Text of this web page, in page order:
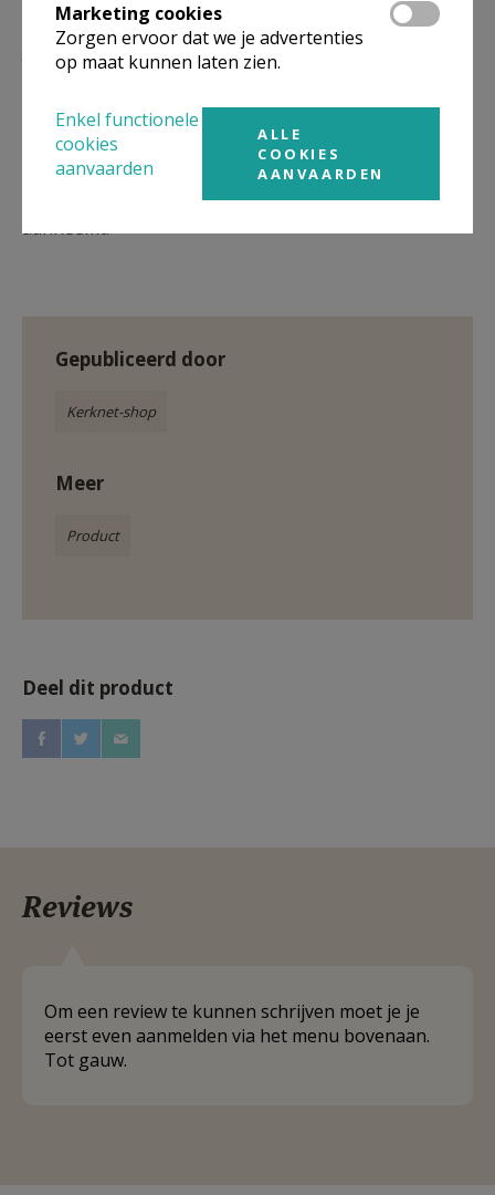
de unieke samenwerking van een priester, een
journalist en een theoloog. Ze gedragen zich als
hedendaagse pelgrims, verlaten de gebaande paden
en laten hun passie spreken. ‘Een pelgrim gaat met
een open hart het onbekende tegemoet en kiest
ervoor de ervaring binnen te laten. Iedere toerist kan
een pelgrim worden als hij die ontvangende attitude
aanneemt.’
Gepubliceerd door
Kerknet-shop
Meer
Product
Deel dit product
Reviews
Om een review te kunnen schrijven moet je je
eerst even aanmelden via het menu bovenaan.
Tot gauw.
Marketing cookies
Zorgen ervoor dat we je advertenties
op maat kunnen laten zien.
Enkel functionele
cookies
aanvaarden
ALLE
COOKIES
AANVAARDEN